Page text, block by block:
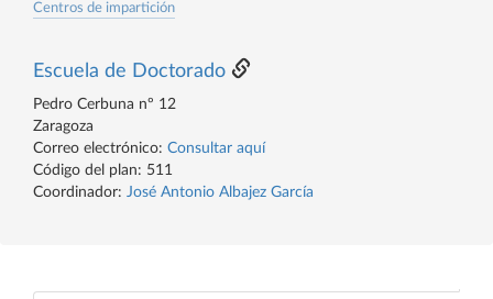
Centros de impartición
Escuela de Doctorado
Pedro Cerbuna nº 12
Zaragoza
Correo electrónico: Consultar aquí
Código del plan: 511
Coordinador: José Antonio Albajez García